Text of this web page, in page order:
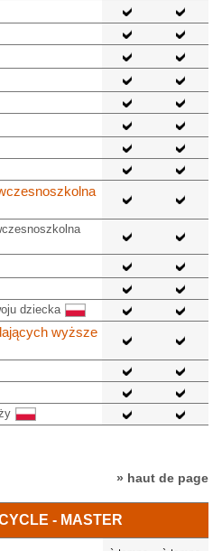
dziecka
wyższe
» haut de page
- MASTER